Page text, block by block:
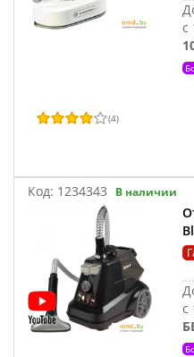
с
(4)
Код: 1234343 В наличии
с